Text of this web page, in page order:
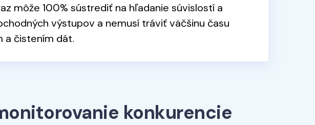
môže 100% sústrediť na hľadanie súvislostí a
výstupov a nemusí tráviť väčšinu času
a čistením dát.
konkurencie